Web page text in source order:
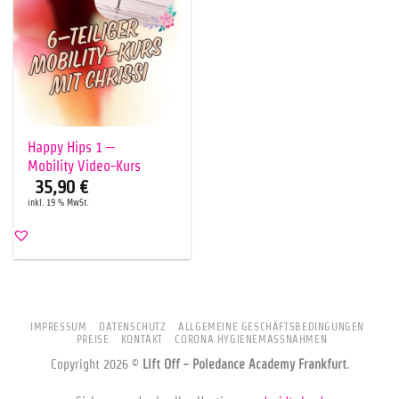
Happy Hips 1 –
Mobility Video-Kurs
35,90 €
inkl. 19 % MwSt.
IMPRESSUM DATENSCHUTZ
ALLGEMEINE GESCHÄFTSBEDINGUNGEN
PREISE
KONTAKT CORONA HYGIENEMASSNAHMEN
Copyright 2026 © Lift Off - Poledance Academy Frankfurt.